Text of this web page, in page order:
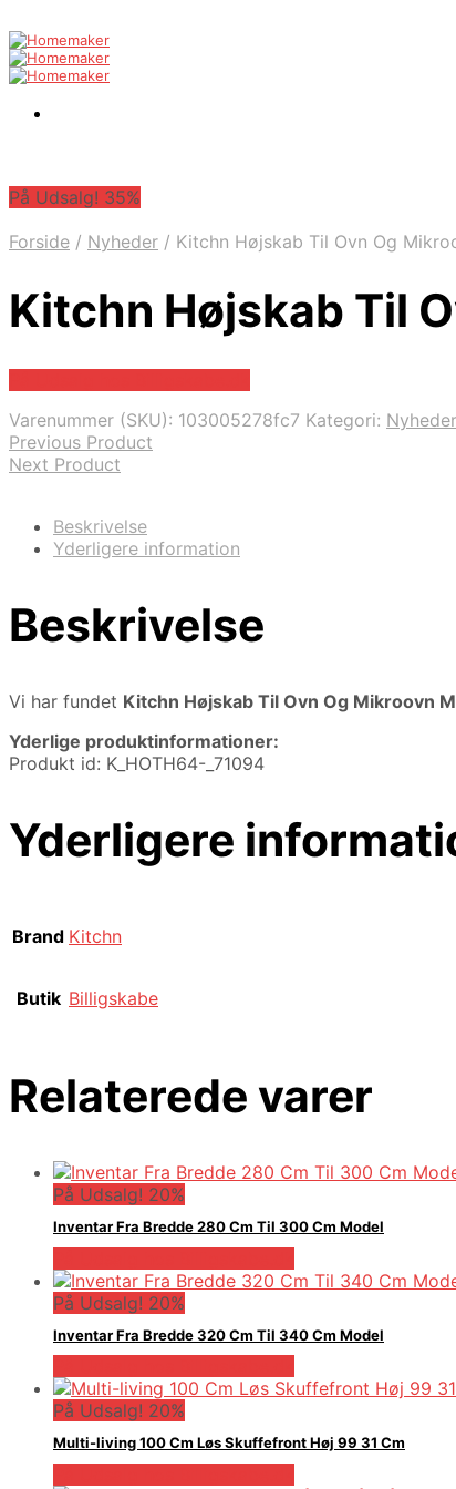
På Udsalg! 35%
Forside / Nyheder / Kitchn Højskab Til Ovn Og
Kitchn Højskab Til
Varenummer (SKU): 103005278fc7 Kategori: Nyheder
Previous Product
Next Product
Beskrivelse
Yderligere information
Beskrivelse
Vi har fundet Kitchn Højskab Til Ovn Og Mikroovn
Yderlige produktinformationer:
Produkt id: K_HOTH64-_71094
Yderligere
Brand Kitchn
Butik Billigskabe
Relaterede varer
På Udsalg! 20%
Inventar Fra Bredde 280 Cm Til 300 Cm Model
På Udsalg! 20%
Inventar Fra Bredde 320 Cm Til 340 Cm Model
På Udsalg! 20%
Multi-living 100 Cm Løs Skuffefront Høj 99 31 Cm